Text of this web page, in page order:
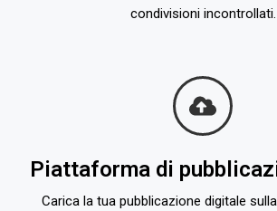
condivisioni incontrollati.
Piattaforma di
Carica la tua pubblicazione digitale